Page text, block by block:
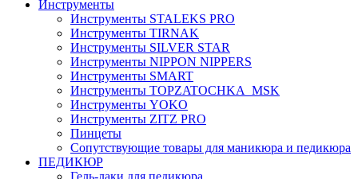
Инструменты
Инструменты STALEKS PRO
Инструменты TIRNAK
Инструменты SILVER STAR
Инструменты NIPPON NIPPERS
Инструменты SMART
Инструменты TOPZATOCHKA_MSK
Инструменты YOKO
Инструменты ZITZ PRO
Пинцеты
Сопутствующие товары для маникюра и педикюра
ПЕДИКЮР
Гель-лаки для педикюра